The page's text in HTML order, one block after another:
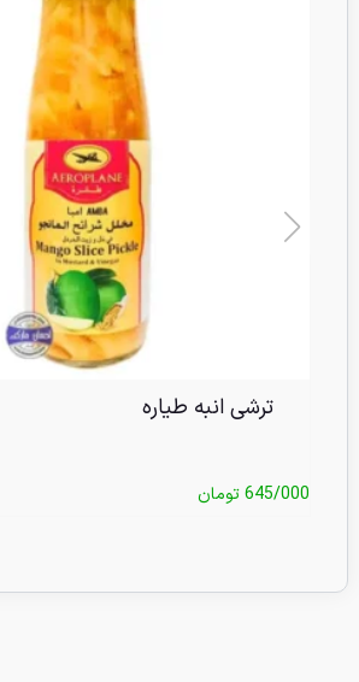
ترشی انبه طیاره
645/000تومان